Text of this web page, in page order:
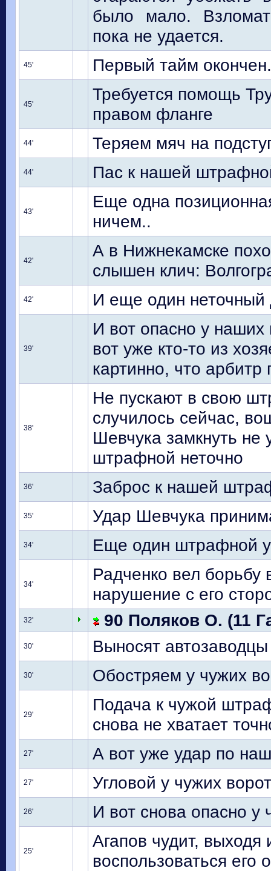
было мало.
пока не удается.
45' Первый тайм окончен.
45'
Требуется помощь
правом фланге
44' Теряем мяч на
44' Пас к нашей
43'
Еще одна
ничем..
42'
А в Нижнекамске
слышен клич:
42' И еще один неточный
39'
И вот опасно у
вот уже кто-то из
картинно, что арбитр
38'
Не пускают в свою
случилось сейчас,
Шевчука замкнуть не
штрафной неточно
36' Заброс к нашей
35' Удар Шевчука
34' Еще один штрафной у
34'
Радченко вел
нарушение с его
32' 90 Поляков О. (11
30' Выносят
30' Обостряем у чужих
29'
Подача к чужой
снова не хватает
27' А вот уже удар по
27' Угловой у чужих
26' И вот снова опасно у
25'
Агапов чудит,
воспользоваться его